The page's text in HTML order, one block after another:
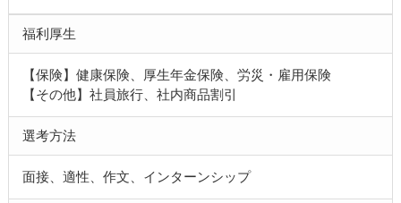
福利厚生
【保険】健康保険、厚生年金保険、労災・雇用保険
【その他】社員旅行、社内商品割引
選考方法
面接、適性、作文、インターンシップ